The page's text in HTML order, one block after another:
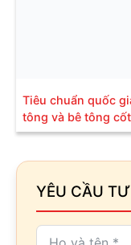
Tiêu chuẩn quốc
tông và bê tông
YÊU CẦU